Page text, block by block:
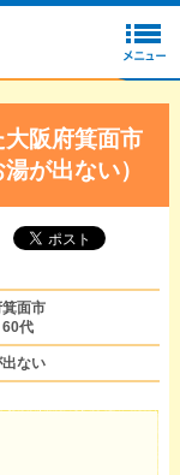
阪府箕面市
が出ない）
面市
60代
ない